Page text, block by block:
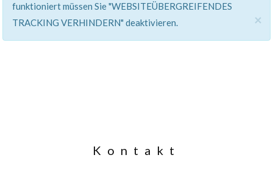
funktioniert müssen Sie "WEBSITEÜBERGREIFENDES
TRACKING VERHINDERN" deaktivieren.
×
Kontakt